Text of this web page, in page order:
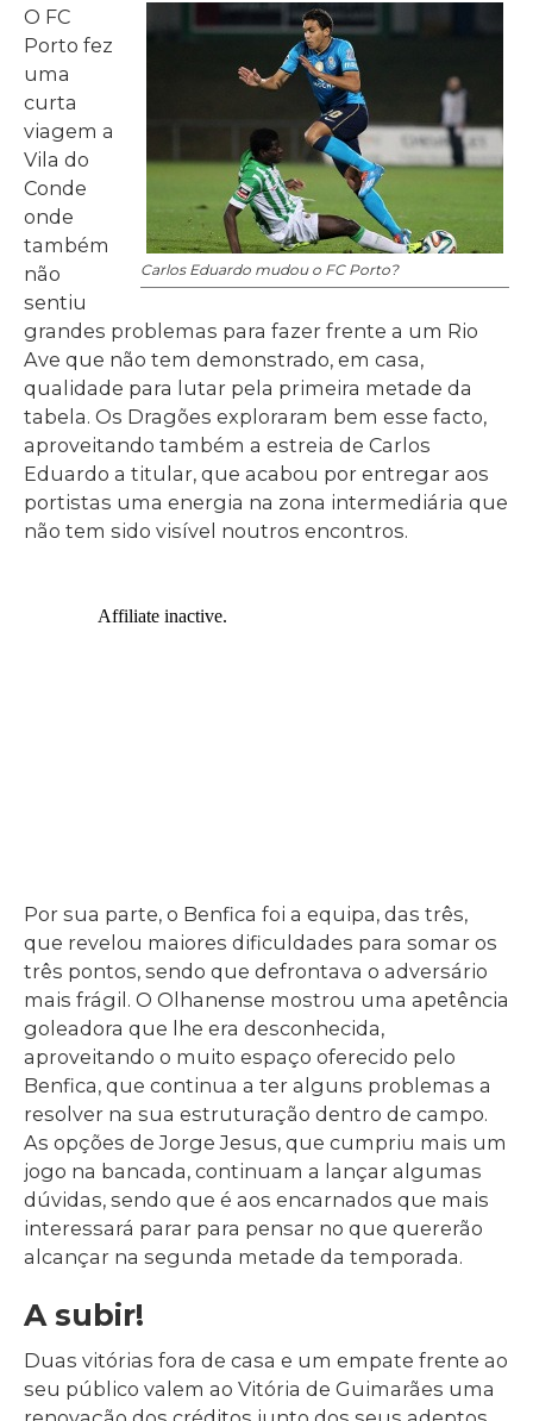
Carlos Eduardo mudou o FC Porto?
O FC
Porto fez
uma
curta
viagem a
Vila do
Conde
onde
também
não
sentiu
grandes problemas para fazer frente a um Rio
Ave que não tem demonstrado, em casa,
qualidade para lutar pela primeira metade da
tabela. Os Dragões exploraram bem esse facto,
aproveitando também a estreia de Carlos
Eduardo a titular, que acabou por entregar aos
portistas uma energia na zona intermediária que
não tem sido visível noutros encontros.
Por sua parte, o Benfica foi a equipa, das três,
que revelou maiores dificuldades para somar os
três pontos, sendo que defrontava o adversário
mais frágil. O Olhanense mostrou uma apetência
goleadora que lhe era desconhecida,
aproveitando o muito espaço oferecido pelo
Benfica, que continua a ter alguns problemas a
resolver na sua estruturação dentro de campo.
As opções de Jorge Jesus, que cumpriu mais um
jogo na bancada, continuam a lançar algumas
dúvidas, sendo que é aos encarnados que mais
interessará parar para pensar no que quererão
alcançar na segunda metade da temporada.
A subir!
Duas vitórias fora de casa e um empate frente ao
seu público valem ao Vitória de Guimarães uma